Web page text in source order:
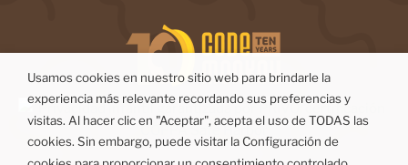
Usamos cookies en nuestro sitio web para brindarle la
experiencia más relevante recordando sus preferencias y
visitas. Al hacer clic en "Aceptar", acepta el uso de TODAS las
cookies. Sin embargo, puede visitar la Configuración de